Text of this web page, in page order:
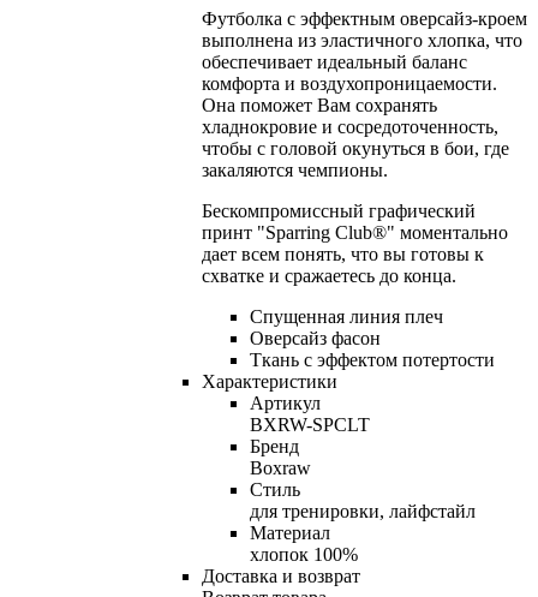
Футболка с эффектным оверсайз-кроем
выполнена из эластичного хлопка, что
обеспечивает идеальный баланс
комфорта и воздухопроницаемости.
Она поможет Вам сохранять
хладнокровие и сосредоточенность,
чтобы с головой окунуться в бои, где
закаляются чемпионы.
Бескомпромиссный графический
принт "Sparring Club®" моментально
дает всем понять, что вы готовы к
схватке и сражаетесь до конца.
Спущенная линия плеч
Оверсайз фасон
Ткань с эффектом потертости
Характеристики
Артикул
BXRW-SPCLT
Бренд
Boxraw
Стиль
для тренировки, лайфстайл
Материал
хлопок 100%
Доставка и возврат